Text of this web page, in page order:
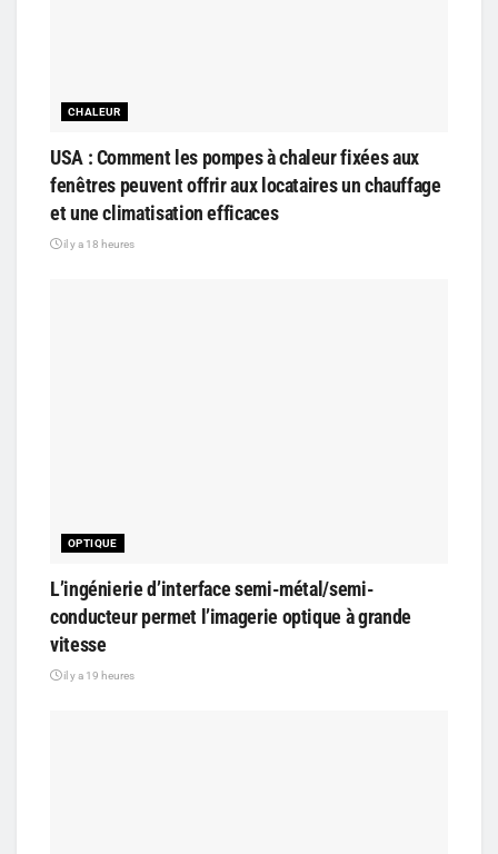
CHALEUR
USA : Comment les pompes à chaleur fixées aux
fenêtres peuvent offrir aux locataires un chauffage
et une climatisation efficaces
il y a 18 heures
OPTIQUE
L’ingénierie d’interface semi-métal/semi-
conducteur permet l’imagerie optique à grande
vitesse
il y a 19 heures